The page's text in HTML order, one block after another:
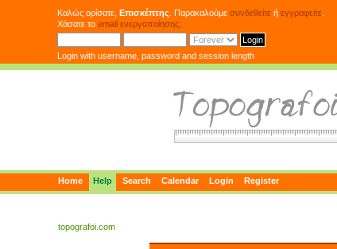
Καλώς ορίσατε,Επισκέπτης . Παρακαλούμεσυνδεθείτε ήεγγραφείτε
Χάσατε τοemail ενεργοποίησης;
Login with username, password and session length
Home Help Search Calendar Login Register
topografoi.com